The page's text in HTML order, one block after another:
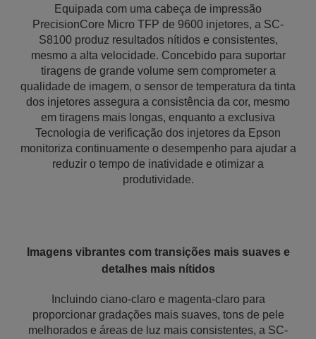
Equipada com uma cabeça de impressão
PrecisionCore Micro TFP de 9600 injetores, a SC-
S8100 produz resultados nítidos e consistentes,
mesmo a alta velocidade. Concebido para suportar
tiragens de grande volume sem comprometer a
qualidade de imagem, o sensor de temperatura da tinta
dos injetores assegura a consistência da cor, mesmo
em tiragens mais longas, enquanto a exclusiva
Tecnologia de verificação dos injetores da Epson
monitoriza continuamente o desempenho para ajudar a
reduzir o tempo de inatividade e otimizar a
produtividade.
Imagens vibrantes com transições mais suaves e
detalhes mais nítidos
Incluindo ciano-claro e magenta-claro para
proporcionar gradações mais suaves, tons de pele
melhorados e áreas de luz mais consistentes, a SC-